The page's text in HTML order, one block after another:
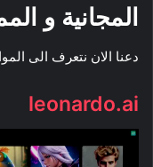
المجانية و
دعنا الان نتعرف الى
leonardo.ai